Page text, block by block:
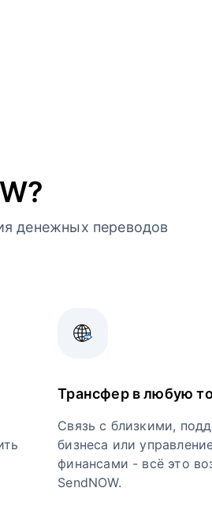
денежных переводов
Трансфер в любую
Связь с близкими,
бизнеса или
финансами - всё это
SendNOW.